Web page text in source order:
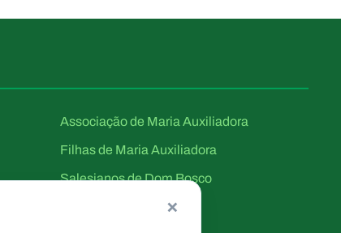
Associação de Maria Auxiliadora
Filhas de Maria Auxiliadora
Salesianos de Dom Bosco
×